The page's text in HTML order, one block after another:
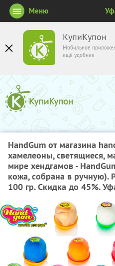
КупиКупон
Мобильное
ещё удобнее
Меню
HandGum от магазина
хамелеоны, светящиеся,
мире хендгамов -
кожа, собрана в ручную).
100 гр. Скидка до 45%.